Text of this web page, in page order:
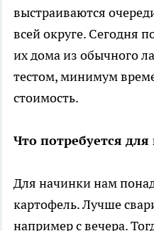
выстраиваются
всей округе. Сегодня
их дома из обычного
тестом, минимум
стоимость.
Что потребуется
Для начинки нам
картофель. Лучше
например с вечера.